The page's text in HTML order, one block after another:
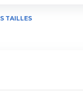
TAILLES